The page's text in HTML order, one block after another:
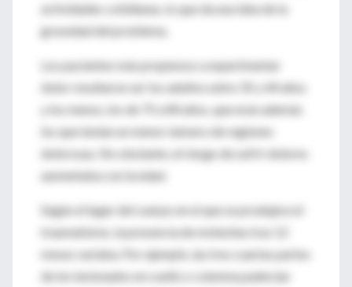
actividades cotidianas, lo que da una idea de la
gravedad del problema.
Los pacientes más propensos a experimentar
dolor resultaron ser los adultos entre 35 y 44 años
y los menos, los de 75 a 84 años, que eran además
los que tenían un menor número de regiones
dolorosas. No obstante, el riesgo de sufrir dolores
aumentaba con la edad.
Según el lugar del cuerpo en el que se produjera el
traumatismo, la presencia de molestias tras 12
meses variaba. Por ejemplo, las tres cuartas partes
de los lesionados en cuello o columna padecían